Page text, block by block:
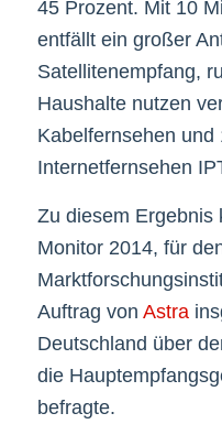
45 Prozent. Mit 10
entfällt ein großer
Satellitenempfang,
Haushalte nutzen
Kabelfernsehen
Internetfernsehen
Zu diesem Ergebnis
Monitor 2014, für
Auftrag von Astra
Deutschland über
die
befragte.